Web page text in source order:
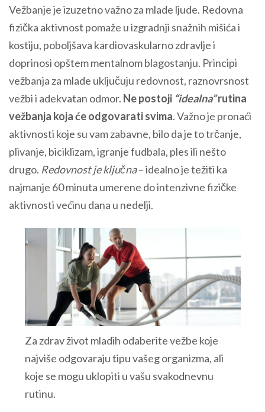
Vežbanje je izuzetno važno za mlade ljude. Redovna
fizička aktivnost pomaže u izgradnji snažnih mišića i
kostiju, poboljšava kardiovaskularno zdravlje i
doprinosi opštem mentalnom blagostanju. Principi
vežbanja za mlade uključuju redovnost, raznovrsnost
vežbi i adekvatan odmor. Ne postoji “idealna”rutina
vežbanja koja će odgovarati svima. Važno je pronaći
aktivnosti koje su vam zabavne, bilo da je to trčanje,
plivanje, biciklizam, igranje fudbala, ples ili nešto
drugo. Redovnost je ključna– idealno je težiti ka
najmanje 60 minuta umerene do intenzivne fizičke
aktivnosti većinu dana u nedelji.
Za zdrav život mladih odaberite vežbe koje
najviše odgovaraju tipu vašeg organizma, ali
koje se mogu uklopiti u vašu svakodnevnu
rutinu.